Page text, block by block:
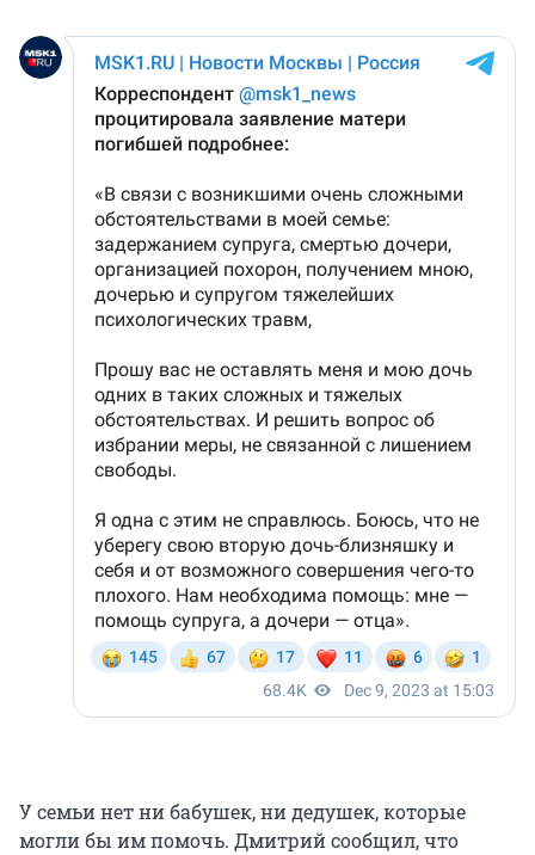
У семьи нет ни бабушек, ни дедушек, которые
могли бы им помочь. Дмитрий сообщил, что